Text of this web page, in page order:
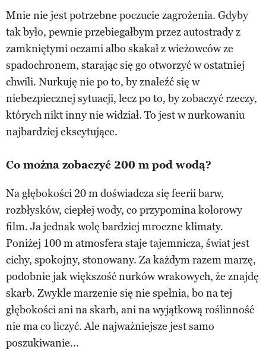
Mnie nie jest potrzebne poczucie zagrożenia. Gdyby
tak było, pewnie przebiegałbym przez autostrady z
zamkniętymi oczami albo skakał z wieżowców ze
spadochronem, starając się go otworzyć w ostatniej
chwili. Nurkuję nie po to, by znaleźć się w
niebezpiecznej sytuacji, lecz po to, by zobaczyć rzeczy,
których nikt inny nie widział. To jest w nurkowaniu
najbardziej ekscytujące.
Co można zobaczyć 200 m pod wodą?
Na głębokości 20 m doświadcza się feerii barw,
rozbłysków, ciepłej wody, co przypomina kolorowy
film. Ja jednak wolę bardziej mroczne klimaty.
Poniżej 100 m atmosfera staje tajemnicza, świat jest
cichy, spokojny, stonowany. Za każdym razem marzę,
podobnie jak większość nurków wrakowych, że znajdę
skarb. Zwykle marzenie się nie spełnia, bo na tej
głębokości ani na skarb, ani na wyjątkową roślinność
nie ma co liczyć. Ale najważniejsze jest samo
poszukiwanie...